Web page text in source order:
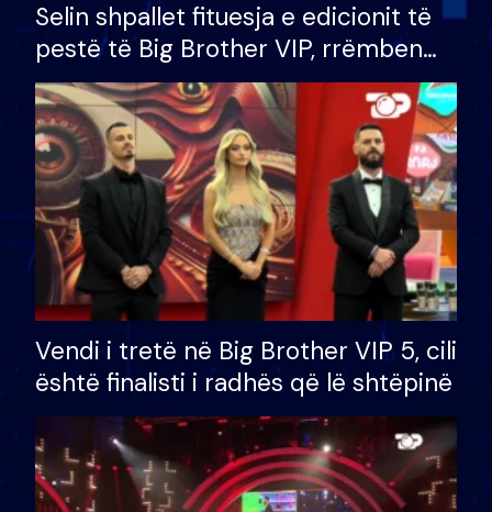
Selin shpallet fituesja e edicionit të
pestë të Big Brother VIP, rrëmben
çmimin e madh prej 100 mijë eurosh
Vendi i tretë në Big Brother VIP 5, cili
është finalisti i radhës që lë shtëpinë